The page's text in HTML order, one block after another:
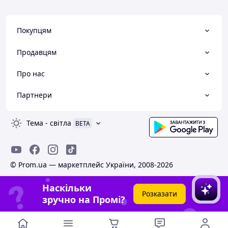
модель 39 р. ,і
підійшли!!!
Покупцям
Продавцям
Про нас
Партнери
Тема - світла BETA
© Prom.ua — маркетплейс України, 2008-2026
Наскільки
зручно на Промі?
Розказати